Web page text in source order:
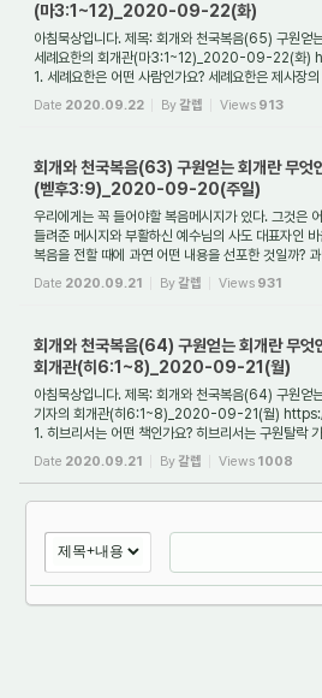
(마3:1~12)_2020-09-22(화)
아침묵상입니다. 제목: 회개와 천국복음(65) 구원얻
세례요한의 회개관(마3:1~12)_2020-09-22(화
1. 세례요한은 어떤 사람인가요? 세례요한은 제사장
(눅1:5,24~25) 또한 선지...
Date 2020.09.22 By갈렙 Views 913
회개와 천국복음(63) 구원얻는 회개란 무
(벧후3:9)_2020-09-20(주일)
우리에게는 꼭 들어야할 복음메시지가 있다. 그것은
들려준 메시지와 부활하신 예수님의 사도 대표자인
복음을 전할 때에 과연 어떤 내용을 선포한 것일까?
Date 2020.09.21 By갈렙 Views 931
회개와 천국복음(64) 구원얻는 회개란 무엇
회개관(히6:1~8)_2020-09-21(월)
아침묵상입니다. 제목: 회개와 천국복음(64) 구원얻
기자의 회개관(히6:1~8)_2020-09-21(월)
1. 히브리서는 어떤 책인가요? 히브리서는 구원탈락
책입니다. 신약...
Date 2020.09.21 By갈렙 Views 1008